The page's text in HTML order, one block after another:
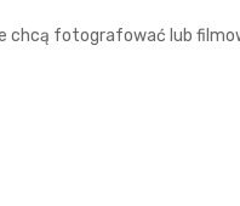
chcą fotografować lub